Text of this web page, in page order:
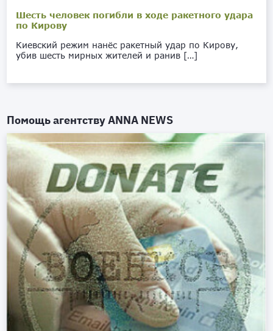
Шесть человек погибли в ходе ракетного удара
по Кирову
Киевский режим нанёс ракетный удар по Кирову,
убив шесть мирных жителей и ранив […]
Помощь агентствуANNA NEWS